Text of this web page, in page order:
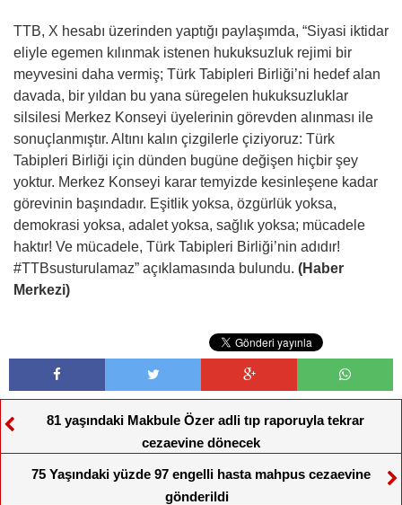
TTB, X hesabı üzerinden yaptığı paylaşımda, “Siyasi iktidar
eliyle egemen kılınmak istenen hukuksuzluk rejimi bir
meyvesini daha vermiş; Türk Tabipleri Birliği’ni hedef alan
davada, bir yıldan bu yana süregelen hukuksuzluklar
silsilesi Merkez Konseyi üyelerinin görevden alınması ile
sonuçlanmıştır. Altını kalın çizgilerle çiziyoruz: Türk
Tabipleri Birliği için dünden bugüne değişen hiçbir şey
yoktur. Merkez Konseyi karar temyizde kesinleşene kadar
görevinin başındadır. Eşitlik yoksa, özgürlük yoksa,
demokrasi yoksa, adalet yoksa, sağlık yoksa; mücadele
haktır! Ve mücadele, Türk Tabipleri Birliği’nin adıdır!
#TTBsusturulamaz” açıklamasında bulundu. (Haber
Merkezi)
81 yaşındaki Makbule Özer adli tıp raporuyla tekrar
cezaevine dönecek
75 Yaşındaki yüzde 97 engelli hasta mahpus cezaevine
gönderildi